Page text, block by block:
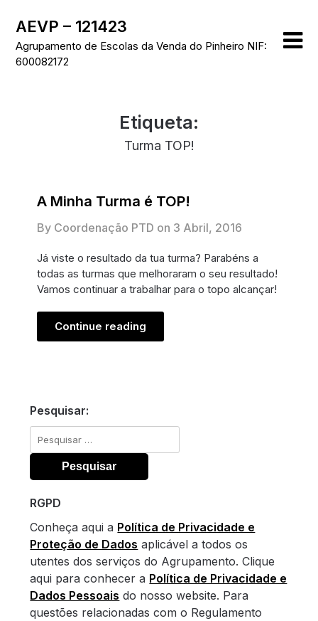
content
AEVP – 121423
Agrupamento de Escolas da Venda do Pinheiro NIF:
600082172
Etiqueta:
Turma TOP!
A Minha Turma é TOP!
By Coordenação PTD on 3 Abril, 2016
Já viste o resultado da tua turma? Parabéns a
todas as turmas que melhoraram o seu resultado!
Vamos continuar a trabalhar para o topo alcançar!
Continue reading
Pesquisar:
Pesquisar
por:
RGPD
Conheça aqui a Política de Privacidade e
Proteção de Dados aplicável a todos os
utentes dos serviços do Agrupamento. Clique
aqui para conhecer a Política de Privacidade e
Dados Pessoais do nosso website. Para
questões relacionadas com o Regulamento